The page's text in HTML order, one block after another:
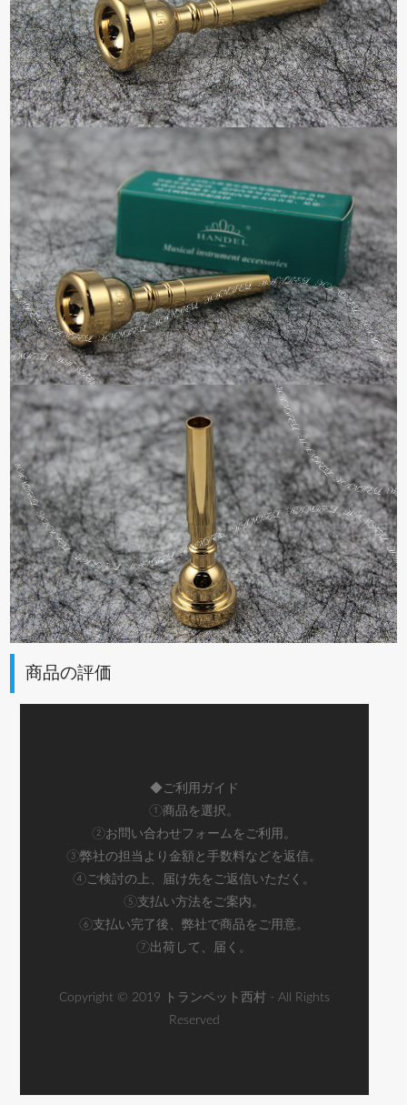
商品の評価
◆ご利用ガイド
①商品を選択。
②お問い合わせフォームをご利用。
③弊社の担当より金額と手数料などを返信。
④ご検討の上、届け先をご返信いただく。
⑤支払い方法をご案内。
⑥支払い完了後、弊社で商品をご用意。
⑦出荷して、届く。
Copyright © 2019 トランペット西村 - All Rights
Reserved